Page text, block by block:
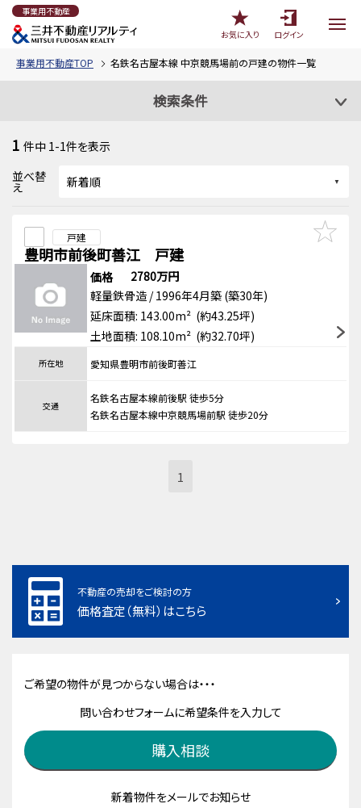
事業用不動産
お気に入り
ログイン
事業用不動産TOP 名鉄名古屋本線 中京競馬場前の戸建の物件一覧
検索条件
1 件中 1-1件を表示
並べ替
え
戸建
豊明市前後町善江 戸建
価格
2780万円
軽量鉄骨造 / 1996年4月築 (築30年)
延床面積: 143.00m² (約43.25坪)
土地面積: 108.10m² (約32.70坪)
所在地 愛知県豊明市前後町善江
交通
名鉄名古屋本線前後駅 徒歩5分
名鉄名古屋本線中京競馬場前駅 徒歩20分
1
不動産の売却をご検討の方
価格査定（無料）はこちら
ご希望の物件が見つからない場合は・・・
問い合わせフォームに希望条件を入力して
購入相談
新着物件をメールでお知らせ